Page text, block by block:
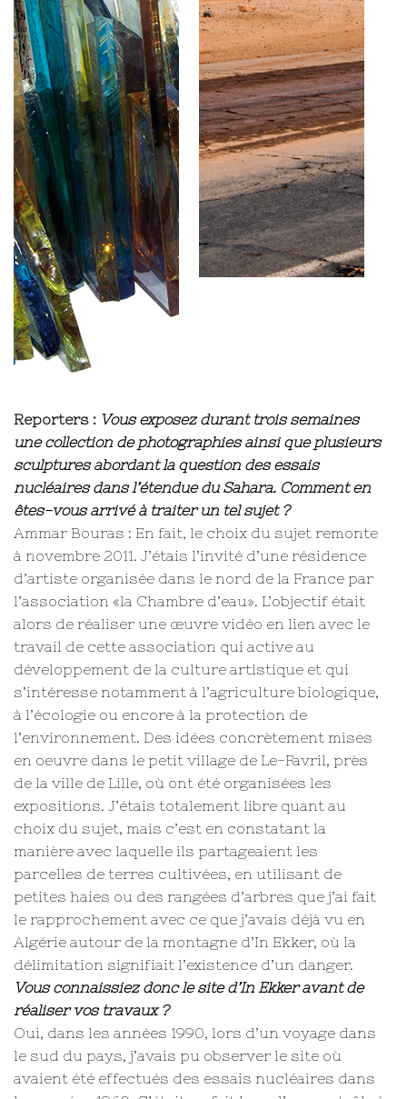
Reporters : Vous exposez durant trois semaines
une collection de photographies ainsi que plusieurs
sculptures abordant la question des essais
nucléaires dans l’étendue du Sahara. Comment en
êtes-vous arrivé à traiter un tel sujet ?
Ammar Bouras : En fait, le choix du sujet remonte
à novembre 2011. J’étais l’invité d’une résidence
d’artiste organisée dans le nord de la France par
l’association «la Chambre d’eau». L’objectif était
alors de réaliser une œuvre vidéo en lien avec le
travail de cette association qui active au
développement de la culture artistique et qui
s’intéresse notamment à l’agriculture biologique,
à l’écologie ou encore à la protection de
l’environnement. Des idées concrètement mises
en oeuvre dans le petit village de Le-Favril, près
de la ville de Lille, où ont été organisées les
expositions. J’étais totalement libre quant au
choix du sujet, mais c’est en constatant la
manière avec laquelle ils partageaient les
parcelles de terres cultivées, en utilisant de
petites haies ou des rangées d’arbres que j’ai fait
le rapprochement avec ce que j’avais déjà vu en
Algérie autour de la montagne d’In Ekker, où la
délimitation signifiait l’existence d’un danger.
Vous connaissiez donc le site d’In Ekker avant de
réaliser vos travaux ?
Oui, dans les années 1990, lors d’un voyage dans
le sud du pays, j’avais pu observer le site où
avaient été effectués des essais nucléaires dans